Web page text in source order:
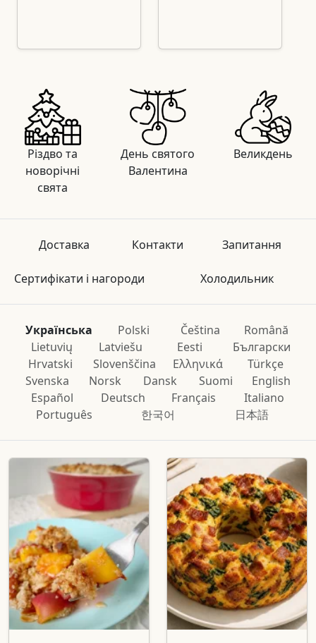
Різдво та
новорічні
свята
День святого
Валентина
Великдень
Доставка Контакти Запитання
Сертифікати і нагороди Холодильник
Українська Polski Čeština
Română
Lietuvių
Latviešu Eesti
Български
Hrvatski
Slovenščina Ελληνικά
Türkçe
Svenska
Norsk Dansk Suomi
English
Español
Deutsch Français
Italiano
Português
한국어 日本語